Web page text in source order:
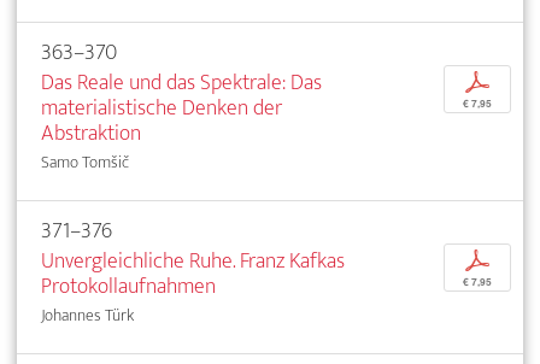
363–370
Das Reale und das Spektrale: Das
materialistische Denken der
Abstraktion
Samo Tomšič
p
€ 7,95
371–376
Unvergleichliche Ruhe. Franz Kafkas
Protokollaufnahmen
Johannes Türk
p
€ 7,95